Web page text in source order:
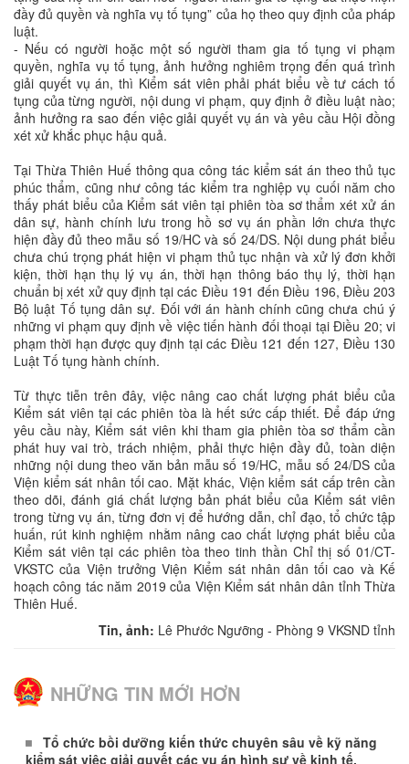
đầy đủ quyền và nghĩa vụ tố tụng” của họ theo quy định của pháp
luật.
- Nếu có người hoặc một số người tham gia tố tụng vi phạm
quyền, nghĩa vụ tố tụng, ảnh hưởng nghiêm trọng đến quá trình
giải quyết vụ án, thì Kiểm sát viên phải phát biểu về tư cách tố
tụng của từng người, nội dung vi phạm, quy định ở điều luật nào;
ảnh hưởng ra sao đến việc giải quyết vụ án và yêu cầu Hội đồng
xét xử khắc phục hậu quả.
Tại Thừa Thiên Huế thông qua công tác kiểm sát án theo thủ tục
phúc thẩm, cũng như công tác kiểm tra nghiệp vụ cuối năm cho
thấy phát biểu của Kiểm sát viên tại phiên tòa sơ thẩm xét xử án
dân sự, hành chính lưu trong hồ sơ vụ án phần lớn chưa thực
hiện đầy đủ theo mẫu số 19/HC và số 24/DS. Nội dung phát biểu
chưa chú trọng phát hiện vi phạm thủ tục nhận và xử lý đơn khởi
kiện, thời hạn thụ lý vụ án, thời hạn thông báo thụ lý, thời hạn
chuẩn bị xét xử quy định tại các Điều 191 đến Điều 196, Điều 203
Bộ luật Tố tụng dân sự. Đối với án hành chính cũng chưa chú ý
những vi phạm quy định về việc tiến hành đối thoại tại Điều 20; vi
phạm thời hạn được quy định tại các Điều 121 đến 127, Điều 130
Luật Tố tụng hành chính.
Từ thực tiễn trên đây, việc nâng cao chất lượng phát biểu của
Kiểm sát viên tại các phiên tòa là hết sức cấp thiết. Để đáp ứng
yêu cầu này, Kiểm sát viên khi tham gia phiên tòa sơ thẩm cần
phát huy vai trò, trách nhiệm, phải thực hiện đầy đủ, toàn diện
những nội dung theo văn bản mẫu số 19/HC, mẫu số 24/DS của
Viện kiểm sát nhân tối cao. Mặt khác, Viện kiểm sát cấp trên cần
theo dõi, đánh giá chất lượng bản phát biểu của Kiểm sát viên
trong từng vụ án, từng đơn vị để hướng dẫn, chỉ đạo, tổ chức tập
huấn, rút kinh nghiệm nhằm nâng cao chất lượng phát biểu của
Kiểm sát viên tại các phiên tòa theo tinh thần Chỉ thị số 01/CT-
VKSTC của Viện trưởng Viện Kiểm sát nhân dân tối cao và Kế
hoạch công tác năm 2019 của Viện Kiểm sát nhân dân tỉnh Thừa
Thiên Huế.
Tin, ảnh: Lê Phước Ngưỡng - Phòng 9 VKSND tỉnh
NHỮNG TIN MỚI HƠN
Tổ chức bồi dưỡng kiến thức chuyên sâu về kỹ năng
kiểm sát việc giải quyết các vụ án hình sự về kinh tế,